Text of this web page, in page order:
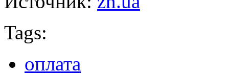
Tags:
оплата